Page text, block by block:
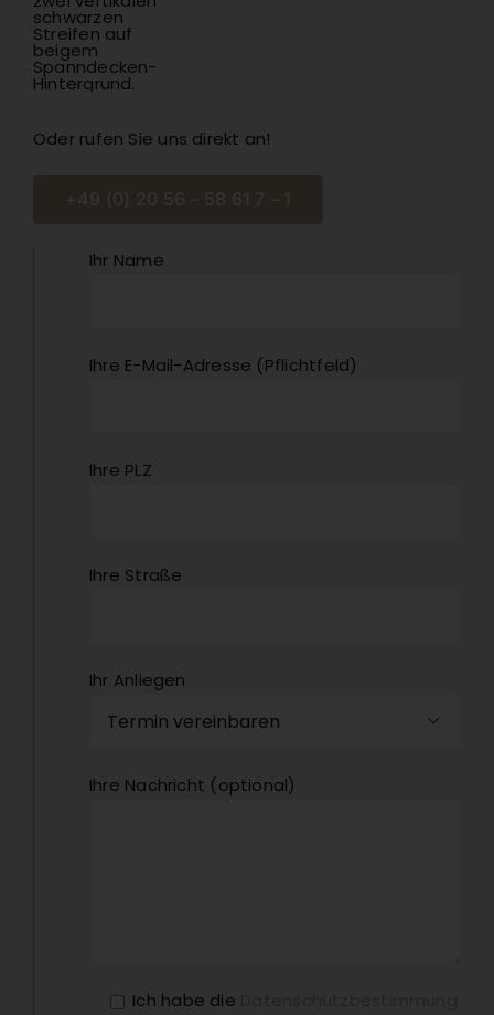
Oder rufen Sie uns direkt an!
Ihr Name
Ihre E-Mail-Adresse (Pflichtfeld)
Ihre PLZ
Ihre Straße
Ihr Anliegen

Ihre Nachricht (optional)
Ich habe die